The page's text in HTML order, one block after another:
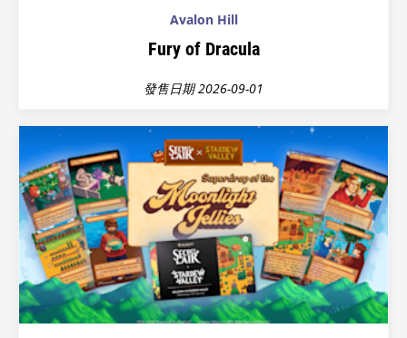
Avalon Hill
Fury of Dracula
發售日期 2026-09-01